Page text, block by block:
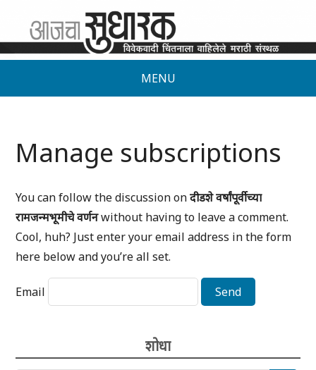
MENU
Manage subscriptions
You can follow the discussion onदीडशे वर्षांपूर्वीच्या
रामजन्मभूमीचे वर्णनwithout having to leave a comment.
Cool, huh? Just enter your email address in the form
here below and you’re all set.
Email
शोधा